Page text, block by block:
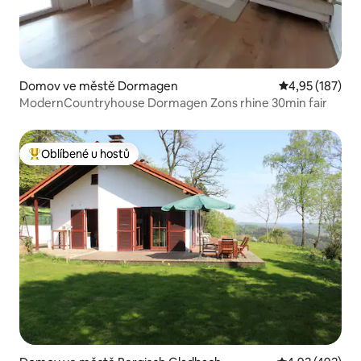
Domov ve městě Dormagen Průměrné
4,95 (187)
ModernCountryhouse Dormagen Zons rhine 30min fair
Nejlepší v kategorii Oblíbené u hostů
Oblíbené u hostů